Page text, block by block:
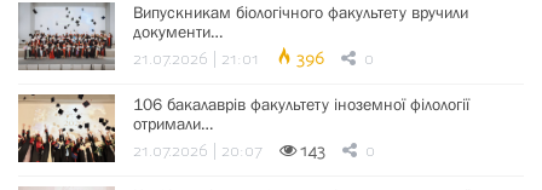
Випускникам біологічного факультету вручили
документи…
21.07.2026 | 21:01 396 0
106 бакалаврів факультету іноземної філології
отримали…
21.07.2026 | 20:07 143 0